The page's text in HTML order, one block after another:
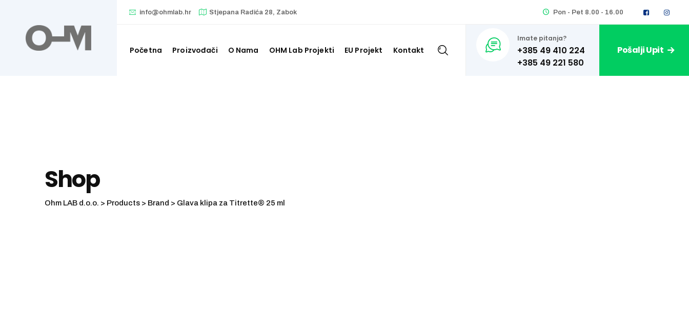
content
info@ohmlab.hr Stjepana Radića 28, Zabok Pon - Pet 8.00 - 16.00
Početna Proizvođači O Nama OHM Lab Projekti EU Projekt Kontakt
Imate pitanja?
+385 49 410 224 Pošalji Upit
Shop
Ohm LAB d.o.o. > Products > Brand > Glava klipa za Titrette® 25 ml